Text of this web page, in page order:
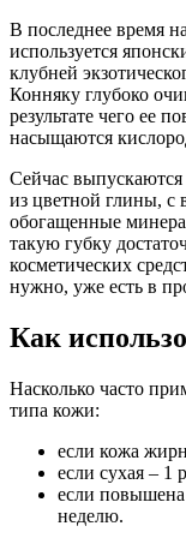
В последнее время
используется
клубней
Конняку глубоко
результате чего ее
насыщаются
Сейчас
из цветной глины, с
обогащенные
такую губку
косметических
нужно, уже есть в
Как
Насколько часто
типа кожи:
если кожа
если сухая – 1
если повышена
неделю.